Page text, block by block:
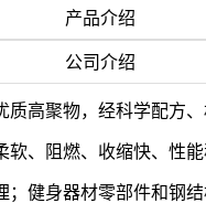
产品介绍
公司介绍
质高聚物，经科学配方
软、阻燃、收缩快、性
；健身器材零部件和钢